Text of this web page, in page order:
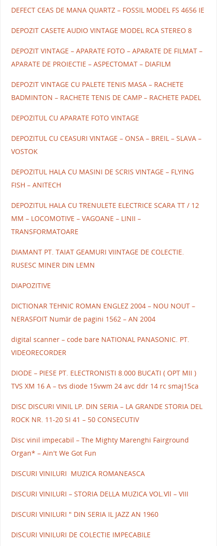
DEFECT CEAS DE MANA QUARTZ – FOSSIL MODEL FS 4656 IE
DEPOZIT CASETE AUDIO VINTAGE MODEL RCA STEREO 8
DEPOZIT VINTAGE – APARATE FOTO – APARATE DE FILMAT –
APARATE DE PROIECTIE – ASPECTOMAT – DIAFILM
DEPOZIT VINTAGE CU PALETE TENIS MASA – RACHETE
BADMINTON – RACHETE TENIS DE CAMP – RACHETE PADEL
DEPOZITUL CU APARATE FOTO VINTAGE
DEPOZITUL CU CEASURI VINTAGE – ONSA – BREIL – SLAVA –
VOSTOK
DEPOZITUL HALA CU MASINI DE SCRIS VINTAGE – FLYING
FISH – ANITECH
DEPOZITUL HALA CU TRENULETE ELECTRICE SCARA TT / 12
MM – LOCOMOTIVE – VAGOANE – LINII –
TRANSFORMATOARE
DIAMANT PT. TAIAT GEAMURI VIINTAGE DE COLECTIE.
RUSESC MINER DIN LEMN
DIAPOZITIVE
DICTIONAR TEHNIC ROMAN ENGLEZ 2004 – NOU NOUT –
NERASFOIT Număr de pagini 1562 – AN 2004
digital scanner – code bare NATIONAL PANASONIC. PT.
VIDEORECORDER
DIODE – PIESE PT. ELECTRONISTI 8.000 BUCATI ( OPT MII )
TVS XM 16 A – tvs diode 15vwm 24 avc ddr 14 rc smaj15ca
DISC DISCURI VINIL LP. DIN SERIA – LA GRANDE STORIA DEL
ROCK NR. 11-20 SI 41 – 50 CONSECUTIV
Disc vinil impecabil – The Mighty Marenghi Fairground
Organ* – Ain't We Got Fun
DISCURI VINILURI MUZICA ROMANEASCA
DISCURI VINILURI – STORIA DELLA MUZICA VOL.Vll – VIII
DISCURI VINILURI " DIN SERIA IL JAZZ AN 1960
DISCURI VINILURI DE COLECTIE IMPECABILE